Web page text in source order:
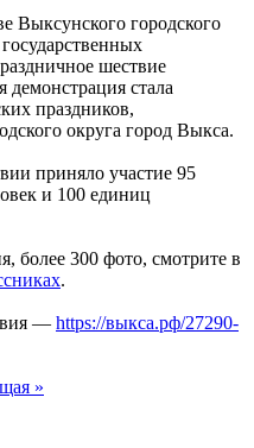
Выксунского городского
шествие
демонстрация стала
праздников,
округа город Выкса.
приняло участие 95
и 100 единиц
более 300 фото, смотрите в
.
— https://выкса.рф/27290-
»